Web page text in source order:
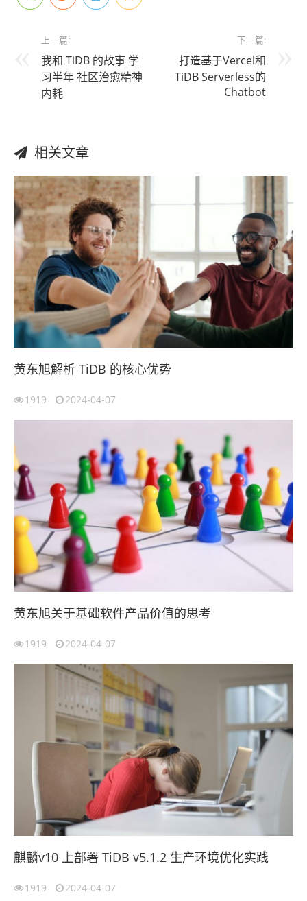
上一篇:
我和 TiDB 的故事 学
习半年 社区治愈精神
内耗
下一篇:
打造基于Vercel和
TiDB Serverless的
Chatbot
相关文章
黄东旭解析 TiDB 的核心优势
1919 2024-04-07
黄东旭关于基础软件产品价值的思考
1919 2024-04-07
麒麟v10 上部署 TiDB v5.1.2 生产环境优化实践
1919 2024-04-07